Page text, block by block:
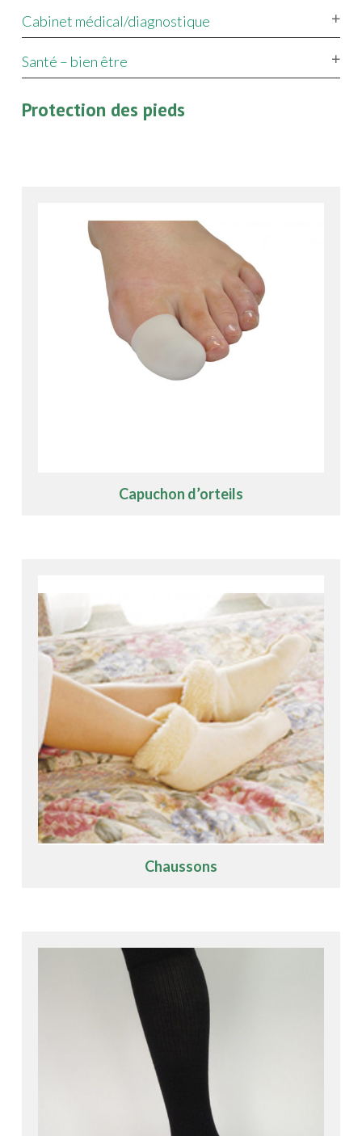
Cabinet médical/diagnostique
Santé – bien être
Protection des pieds
Capuchon d’orteils
Chaussons